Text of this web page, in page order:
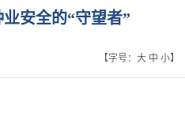
安全的“守望者”
【字号： 大 中 小】